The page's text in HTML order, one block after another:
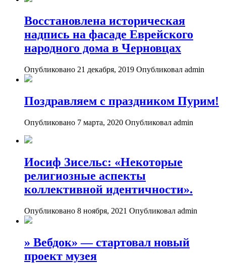
Восстановлена историческая
надпись на фасаде Еврейского
народного дома в Черновцах
Опубликовано 21 декабря, 2019 Опубликовал admin
Поздравляем с праздником Пурим!
Опубликовано 7 марта, 2020 Опубликовал admin
Иосиф Зисельс: «Некоторые
религиозные аспекты
коллективной идентичности».
Опубликовано 8 ноября, 2021 Опубликовал admin
» Вебдок» — стартовал новый
проект музея